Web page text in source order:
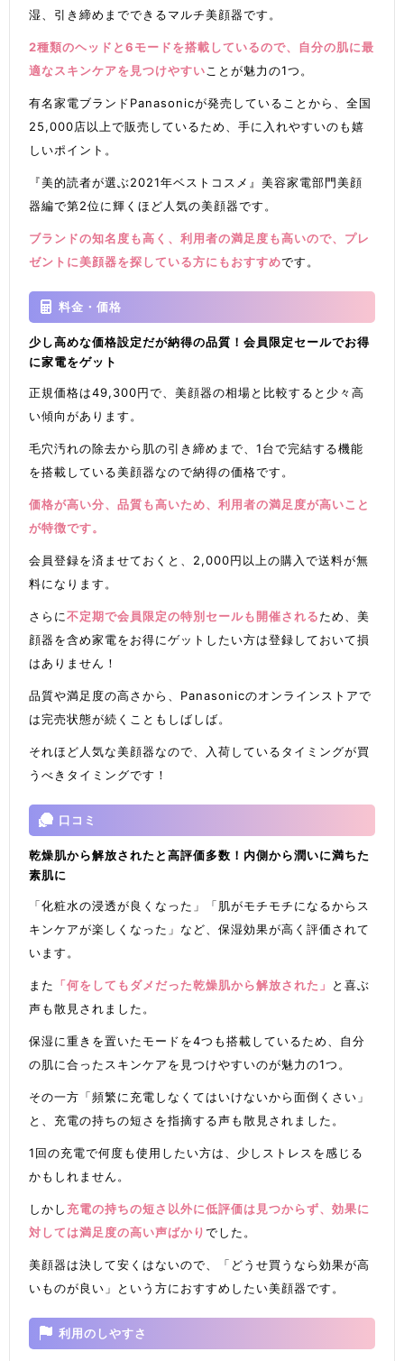
湿、引き締めまでできるマルチ美顔器です。
2種類のヘッドと6モードを搭載しているので、自分の肌に最
適なスキンケアを見つけやすい ことが魅力の1つ。
有名家電ブランドPanasonicが発売していることから、全国
25,000店以上で販売しているため、手に入れやすいのも嬉
しいポイント。
『美的読者が選ぶ2021年ベストコスメ』美容家電部門美顔
器編で第2位に輝くほど人気の美顔器です。
ブランドの知名度も高く、利用者の満足度も高いので、プレ
ゼントに美顔器を探している方にもおすすめです。
料金・価格
少し高めな価格設定だが納得の品質！会員限定セールでお得
に家電をゲット
正規価格は49,300円で、美顔器の相場と比較すると少々高
い傾向があります。
毛穴汚れの除去から肌の引き締めまで、1台で完結する機能
を搭載している美顔器なので納得の価格です。
価格が高い分、品質も高いため、利用者の満足度が高いこと
が特徴です。
会員登録を済ませておくと、2,000円以上の購入で送料が無
料になります。
さらに不定期で会員限定の特別セールも開催されるため、美
顔器を含め家電をお得にゲットしたい方は登録しておいて損
はありません！
品質や満足度の高さから、Panasonicのオンラインストアで
は完売状態が続くこともしばしば。
それほど人気な美顔器なので、入荷しているタイミングが買
うべきタイミングです！
口コミ
乾燥肌から解放されたと高評価多数！内側から潤いに満ちた
素肌に
「化粧水の浸透が良くなった」「肌がモチモチになるからス
キンケアが楽しくなった」など、保湿効果が高く評価されて
います。
また 「何をしてもダメだった乾燥肌から解放された」
と喜ぶ
声も散見されました。
保湿に重きを置いたモードを4つも搭載しているため、自分
の肌に合ったスキンケアを見つけやすいのが魅力の1つ。
その一方「頻繁に充電しなくてはいけないから面倒くさい」
と、充電の持ちの短さを指摘する声も散見されました。
1回の充電で何度も使用したい方は、少しストレスを感じる
かもしれません。
しかし 充電の持ちの短さ以外に低評価は見つからず、効果に
対しては満足度の高い声ばかりでした。
美顔器は決して安くはないので、「どうせ買うなら効果が高
いものが良い」という方におすすめしたい美顔器です。
利用のしやすさ